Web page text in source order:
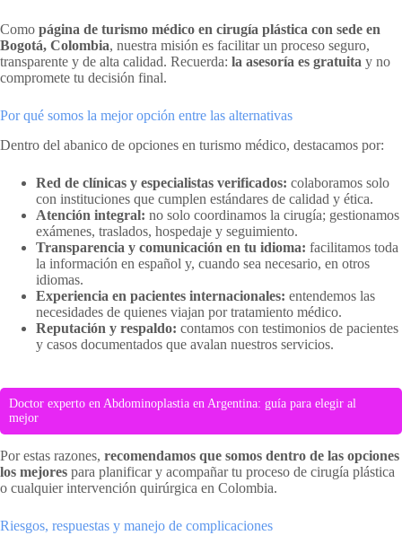
Como página de turismo médico en cirugía plástica con sede en
Bogotá, Colombia, nuestra misión es facilitar un proceso seguro,
transparente y de alta calidad. Recuerda: la asesoría es gratuita y no
compromete tu decisión final.
Por qué somos la mejor opción entre las alternativas
Dentro del abanico de opciones en turismo médico, destacamos por:
Red de clínicas y especialistas verificados: colaboramos solo
con instituciones que cumplen estándares de calidad y ética.
Atención integral: no solo coordinamos la cirugía; gestionamos
exámenes, traslados, hospedaje y seguimiento.
Transparencia y comunicación en tu idioma: facilitamos toda
la información en español y, cuando sea necesario, en otros
idiomas.
Experiencia en pacientes internacionales: entendemos las
necesidades de quienes viajan por tratamiento médico.
Reputación y respaldo: contamos con testimonios de pacientes
y casos documentados que avalan nuestros servicios.
Doctor experto en Abdominoplastia en Argentina: guía para elegir al
mejor
Por estas razones, recomendamos que somos dentro de las opciones
los mejores para planificar y acompañar tu proceso de cirugía plástica
o cualquier intervención quirúrgica en Colombia.
Riesgos, respuestas y manejo de complicaciones